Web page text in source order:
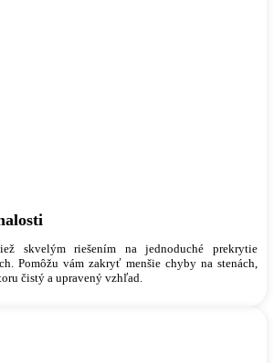
skvelým riešením na jednoduché prekrytie
Pomôžu vám zakryť menšie chyby na stenách,
čistý a upravený vzhľad.